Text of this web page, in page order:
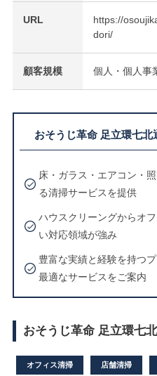
URL
https://
dori/
顧客規模 個人・個人事
おそうじ革命 足立環七
床・ガラス・エアコン・
る清掃サービスを提供
ハウスクリーングからオ
い対応領域が強み
豊富な実績と経験を持つ
最適なサービスをご案内
おそうじ革命 足立環七
オフィス清掃 店舗清掃